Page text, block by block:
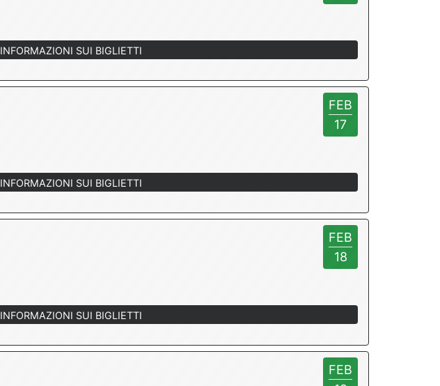
INFORMAZIONI SUI BIGLIETTI
FEB
17
INFORMAZIONI SUI BIGLIETTI
FEB
18
INFORMAZIONI SUI BIGLIETTI
FEB